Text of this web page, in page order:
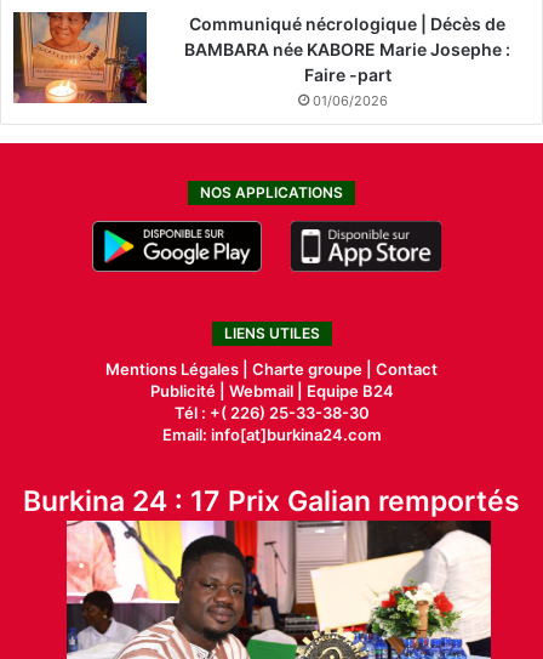
Communiqué nécrologique | Décès de
BAMBARA née KABORE Marie Josephe :
Faire -part
01/06/2026
NOS APPLICATIONS
LIENS UTILES
Mentions Légales | Charte groupe | Contact
Publicité| Webmail |
Equipe B24
Tél : +( 226) 25-33-38-30
Email: info[at]burkina24.com
Burkina 24 : 17 Prix Galian remportés